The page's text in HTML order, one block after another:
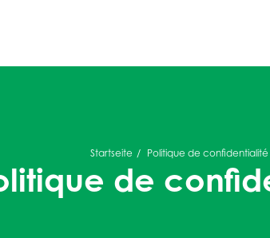
Startseite Politique de confidentialité
de